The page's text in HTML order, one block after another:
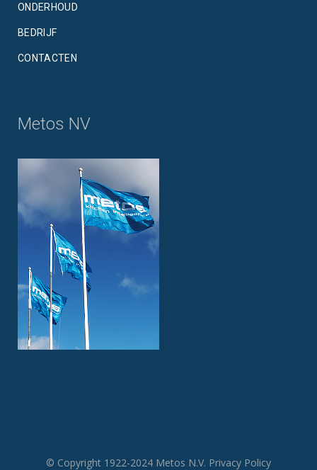
ONDERHOUD
BEDRIJF
CONTACTEN
Metos NV
© Copyright 1922-2024 Metos N.V. Privacy Policy